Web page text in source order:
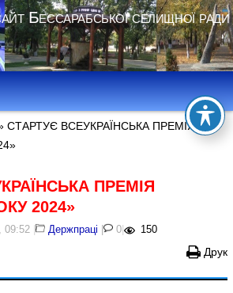
Бессарабської селищної ради
СТАРТУЄ ВСЕУКРАЇНСЬКА ПРЕМІЯ
ПРЕМІЯ
2024»
, 09:52 | Держпраці | 0 | 150
Друк